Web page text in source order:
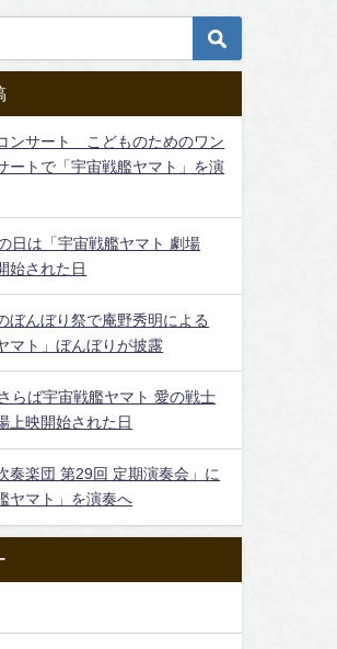
ンサート こどものためのワン
ートで「宇宙戦艦ヤマト」を演
日は「宇宙戦艦ヤマト 劇場
始された日
ぼんぼり祭で庵野秀明による
マト」ぼんぼりが披露
らば宇宙戦艦ヤマト 愛の戦士
上映開始された日
奏楽団 第29回 定期演奏会」に
ヤマト」を演奏へ